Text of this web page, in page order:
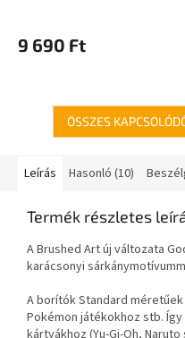
9 690 Ft
ÖSSZES
Leírás Hasonló (10)
Termék részletes
A Brushed Art új változata
karácsonyi
A borítók Standard
Pokémon játékokhoz stb.
kártyákhoz (Yu-Gi-Oh, Naruto